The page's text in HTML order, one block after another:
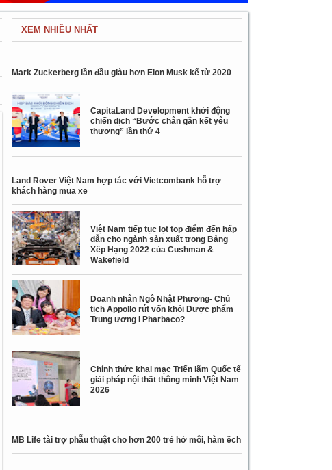
XEM NHIỀU NHẤT
Mark Zuckerberg lần đầu giàu hơn Elon Musk kể từ 2020
CapitaLand Development khởi động
chiến dịch “Bước chân gắn kết yêu
thương” lần thứ 4
Land Rover Việt Nam hợp tác với Vietcombank hỗ trợ
khách hàng mua xe
Việt Nam tiếp tục lọt top điểm đến hấp
dẫn cho ngành sản xuất trong Bảng
Xếp Hạng 2022 của Cushman &
Wakefield
Doanh nhân Ngô Nhật Phương- Chủ
tịch Appollo rút vốn khỏi Dược phẩm
Trung ương I Pharbaco?
Chính thức khai mạc Triển lãm Quốc tế
giải pháp nội thất thông minh Việt Nam
2026
MB Life tài trợ phẫu thuật cho hơn 200 trẻ hở môi, hàm ếch